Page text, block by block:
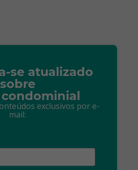
se atualizado
sobre
exclusivos por e-
mail: